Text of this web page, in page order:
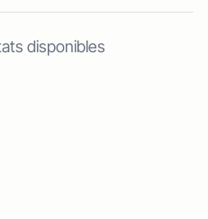
disponibles